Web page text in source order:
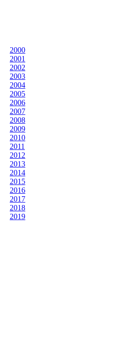
2000
2001
2002
2003
2004
2005
2006
2007
2008
2009
2010
2011
2012
2013
2014
2015
2016
2017
2018
2019